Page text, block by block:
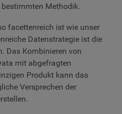
Methodik.
facettenreich ist wie unser
Datenstrategie ist die
Das Kombinieren von
mit abgefragten
Produkt kann das
Versprechen der